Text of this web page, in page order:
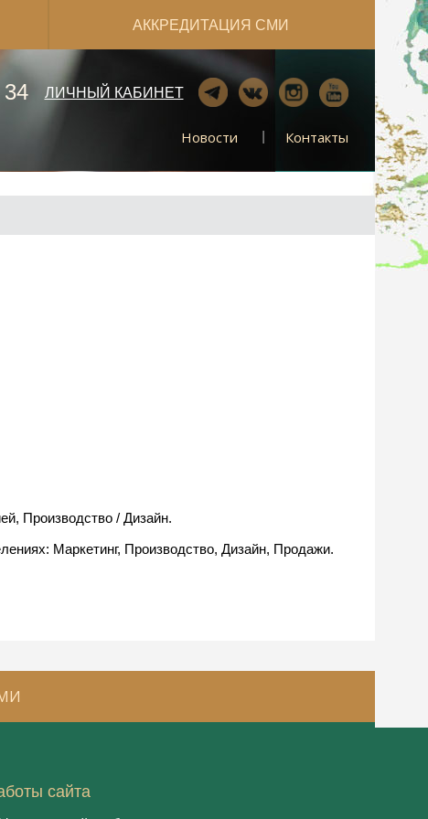
АККРЕДИТАЦИЯ СМИ
ЛИЧНЫЙ КАБИНЕТ
Новости Контакты
Производство / Дизайн.
Маркетинг, Производство, Дизайн, Продажи.
сайта